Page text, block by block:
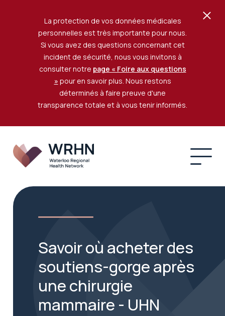
La protection de vos données médicales
personnelles est très importante pour nous.
Si vous avez des questions concernant cet
incident de sécurité, nous vous invitons à
consulter notre page « Foire aux questions
» pour en savoir plus. Nous restons
déterminés à faire preuve d'une
transparence totale et à vous tenir informés.
Savoir où acheter des
soutiens-gorge après
une chirurgie
mammaire - UHN